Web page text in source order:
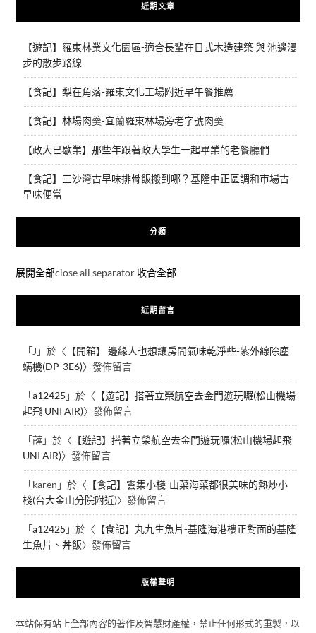
近期文章
【遊記】羅東林業文化園區-適合長輩在日式木造建築 與 池邊漫
步的散步路線
【食記】梨在角落-羅東文化工場附近早午餐推薦
【食記】林場肉羹-宜蘭羅東林場旁老字號肉羹
【政大已歇業】那些年跟著政大學生一起畢業的老餐廳們
【食記】三沙灣古早味排骨飯搬到哪？基隆中正區調和市場古
早味便當
分類
展開全部close all separator 收合全部
近期留言
「J 」於〈 【開箱】 邊緣人也想讓房間氣味乾淨些-紫外線除塵
螨機(DP-3E6)〉發佈留言
「a12425 」於〈 【遊記】搭著立榮航空去金門遊玩囉(松山機場
起飛 UNI AIR)〉發佈留言
「薛」於〈 【遊記】搭著立榮航空去金門遊玩囉(松山機場起飛
UNI AIR)〉發佈留言
「karen 」於〈 【食記】雲集小棧-山菜海菜都很美味的熱炒小
棧(台大金山分院附近)〉發佈留言
「a12425 」於〈 【食記】丸九生魚片-基隆海港樓正對面的基隆
生魚片、丼飯〉發佈留言
版權聲明
本站保有站上全部內容的著作及智慧財產權，禁止任何形式的重製，以